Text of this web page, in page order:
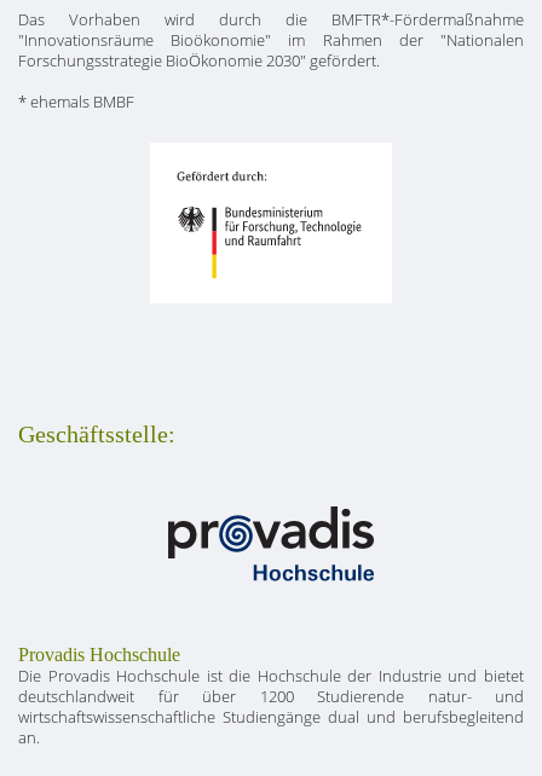
Das Vorhaben wird durch die BMFTR*-Fördermaßnahme
"Innovationsräume Bioökonomie" im Rahmen der "Nationalen
Forschungsstrategie BioÖkonomie 2030" gefördert.
* ehemals BMBF
Geschäftsstelle:
Provadis Hochschule
Die Provadis Hochschule ist die Hochschule der Industrie und bietet
deutschlandweit für über 1200 Studierende natur- und
wirtschaftswissenschaftliche Studiengänge dual und berufsbegleitend
an.